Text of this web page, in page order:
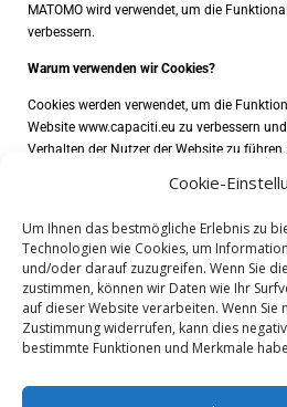
Cookie-
Um Ihnen das bestmögliche Erlebnis zu
Technologien wie Cookies, um
und/oder darauf zuzugreifen. Wenn Sie
zustimmen, können wir Daten wie Ihr
auf dieser Website verarbeiten. Wenn Sie
Zustimmung widerrufen, kann dies
bestimmte Funktionen und Merkmale
MATOMO wird verwendet, um die
verbessern.
Warum verwenden wir Cookies?
Cookies werden verwendet, um die
Website www.capaciti.eu zu verbessern
Verhalten der Nutzer der Website zu
Kontakte